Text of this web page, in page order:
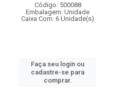
Código: 500088
Embalagem: Unidade
Caixa Com: 6 Unidade(s)
Faça seu login ou
cadastre-se para
comprar.